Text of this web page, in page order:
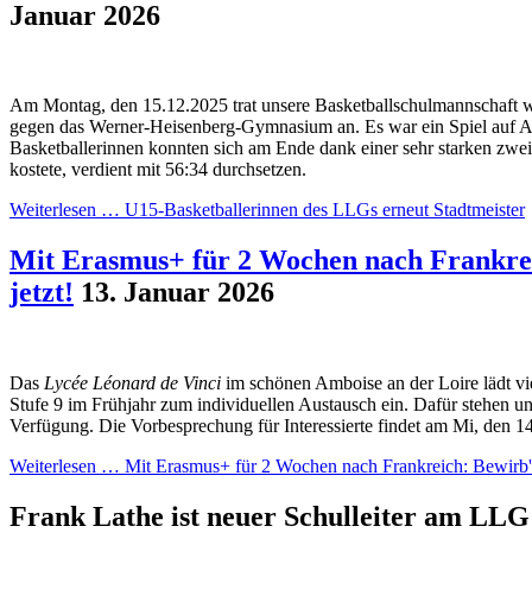
Januar 2026
Am Montag, den 15.12.2025 trat unsere Basketballschulmannschaft
gegen das Werner-Heisenberg-Gymnasium an. Es war ein Spiel auf
Basketballerinnen konnten sich am Ende dank einer sehr starken
kostete, verdient mit 56:34 durchsetzen.
Weiterlesen … U15-Basketballerinnen des LLGs erneut Stadtmeister
Mit Erasmus+ für 2 Wochen nach
jetzt! 13. Januar 2026
Das Lycée Léonard de Vinci im schönen Amboise an der Loire lädt
Stufe 9 im Frühjahr zum individuellen Austausch ein. Dafür stehen
Verfügung. Die Vorbesprechung für Interessierte findet am Mi, den
Weiterlesen … Mit Erasmus+ für 2 Wochen nach Frankreich:
Frank Lathe ist neuer Schulleiter am